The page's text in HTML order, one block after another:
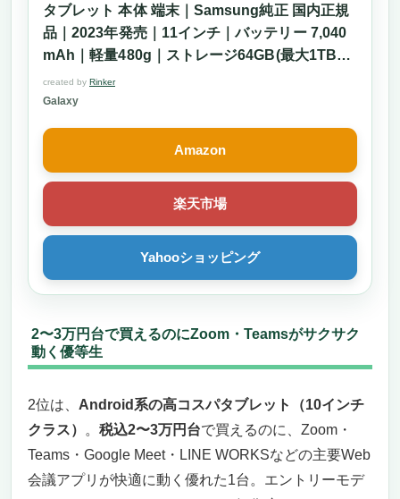
タブレット 本体 端末｜Samsung純正 国内正規
品｜2023年発売｜11インチ｜バッテリー 7,040
mAh｜軽量480g｜ストレージ64GB(最大1TB拡
張)｜Android｜液晶ディスプレイ｜SM-
X210NZAAXJP
created by Rinker
Galaxy
Amazon
楽天市場
Yahooショッピング
2〜3万円台で買えるのにZoom・Teamsがサクサク
動く優等生
2位は、 Android系の高コスパタブレット（10インチ
クラス）
。 税込2〜3万円台で買えるのに、Zoom・
Teams・Google Meet・LINE WORKSなどの主要Web
会議アプリが快適に動く優れた1台。エントリーモデ